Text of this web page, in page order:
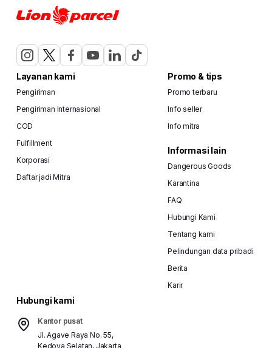
Layanan kami
Pengiriman
Pengiriman Internasional
COD
Fulfillment
Korporasi
Daftar jadi Mitra
Promo & tips
Promo terbaru
Info seller
Info mitra
Informasi lain
Dangerous Goods
Karantina
FAQ
Hubungi Kami
Tentang kami
Pelindungan data pribadi
Berita
Karir
Hubungi kami
Kantor pusat
Jl. Agave Raya No. 55,
Kedoya Selatan, Jakarta